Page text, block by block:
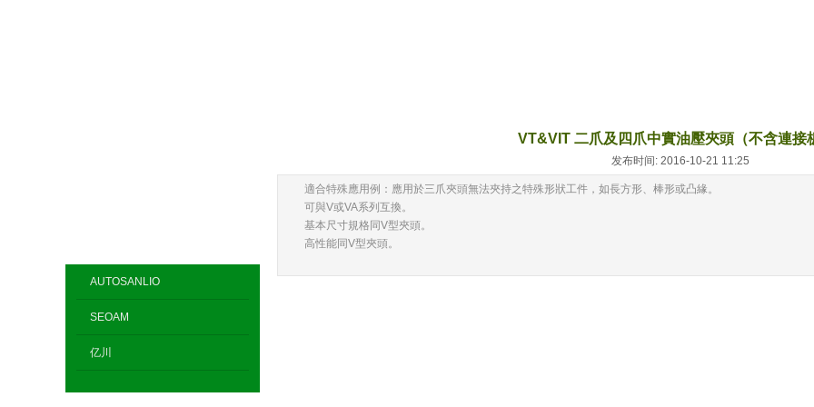
VT&VIT 二爪及四爪中實油壓夾頭（不含連接
发布时间: 2016-10-21 11:25
適合特殊應用例：應用於三爪夾頭無法夾持之特殊形狀工件，如長方形、棒形或凸緣。
可與V或VA系列互換。
基本尺寸規格同V型夾頭。
高性能同V型夾頭。
AUTOSANLIO
SEOAM
亿川